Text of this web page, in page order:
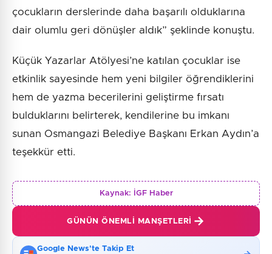
çocukların derslerinde daha başarılı olduklarına
dair olumlu geri dönüşler aldık” şeklinde konuştu.
Küçük Yazarlar Atölyesi’ne katılan çocuklar ise
etkinlik sayesinde hem yeni bilgiler öğrendiklerini
hem de yazma becerilerini geliştirme fırsatı
bulduklarını belirterek, kendilerine bu imkanı
sunan Osmangazi Belediye Başkanı Erkan Aydın’a
teşekkür etti.
Kaynak: İGF Haber
GÜNÜN ÖNEMLI MANŞETLERI
Google News'te Takip Et